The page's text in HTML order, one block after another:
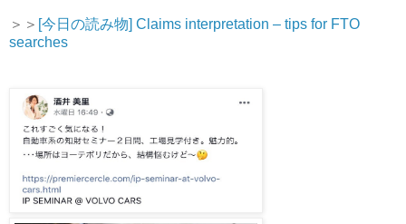
＞＞ [今日の読み物] Claims interpretation – tips for FTO
searches